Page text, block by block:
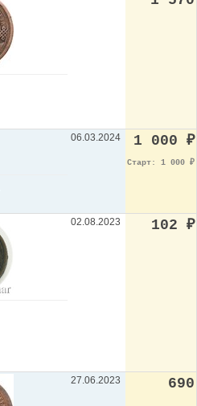
06.03.2024 1 000 ₽
Старт: 1 000 ₽
02.08.2023 102 ₽
27.06.2023 690